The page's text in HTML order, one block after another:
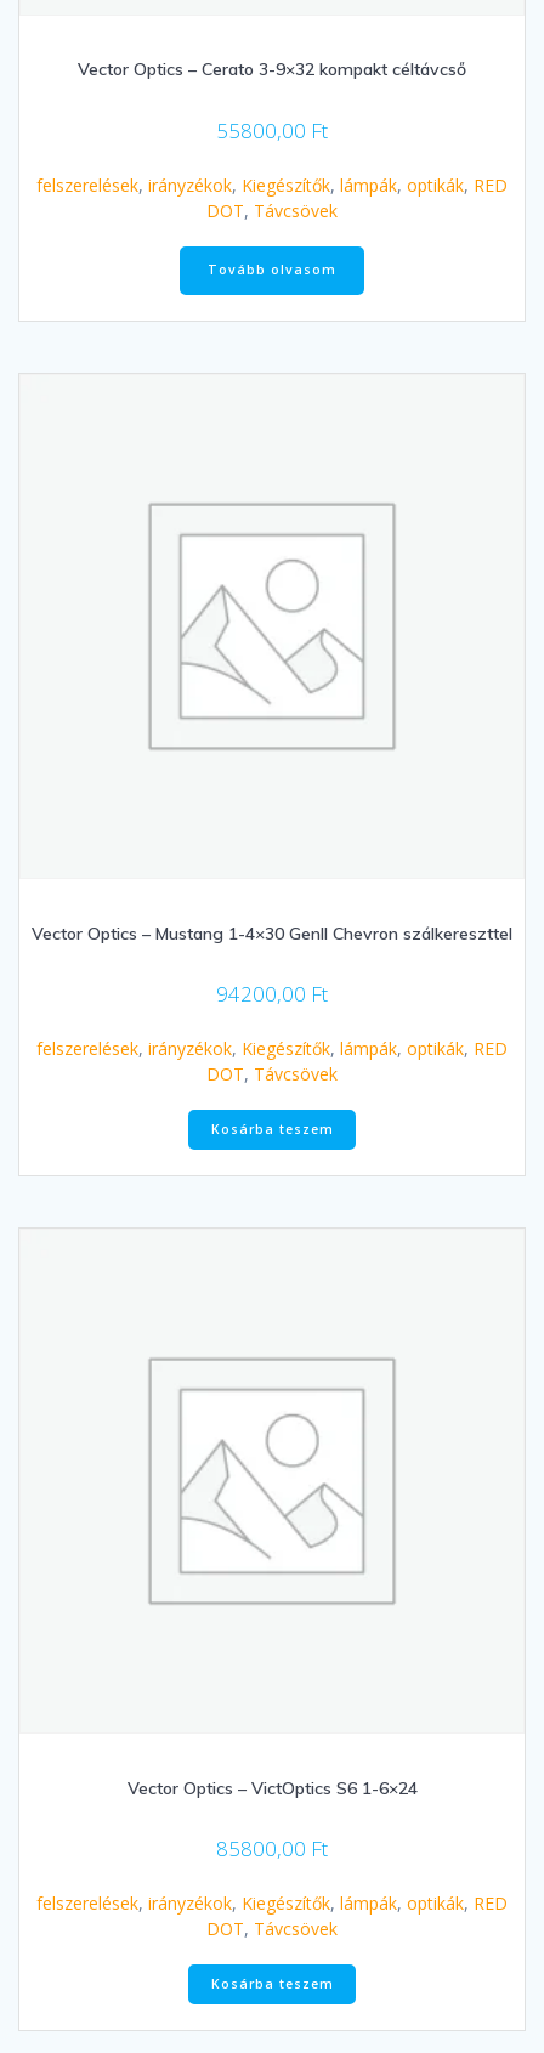
Vector Optics – Cerato 3-9×32 kompakt céltávcső
55800,00 Ft
felszerelések, irányzékok, Kiegészítők, lámpák, optikák, RED
DOT, Távcsövek
Tovább olvasom
Vector Optics – Mustang 1-4×30 GenII Chevron szálkereszttel
94200,00 Ft
felszerelések, irányzékok, Kiegészítők, lámpák, optikák, RED
DOT, Távcsövek
Kosárba teszem
Vector Optics – VictOptics S6 1-6×24
85800,00 Ft
felszerelések, irányzékok, Kiegészítők, lámpák, optikák, RED
DOT, Távcsövek
Kosárba teszem